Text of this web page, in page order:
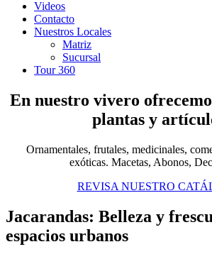
Videos
Contacto
Nuestros Locales
Matriz
Sucursal
Tour 360
En nuestro vivero
plantas y
Ornamentales, frutales, medicinales,
exóticas. Macetas, Abonos,
REVISA NUESTRO
Jacarandas: Belleza y
espacios urbanos